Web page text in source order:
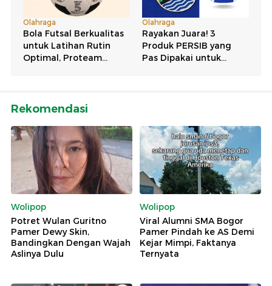
Rekomendasi
Wolipop
Potret Wulan Guritno
Pamer Dewy Skin,
Bandingkan Dengan Wajah
Aslinya Dulu
Wolipop
Viral Alumni SMA Bogor
Pamer Pindah ke AS Demi
Kejar Mimpi, Faktanya
Ternyata